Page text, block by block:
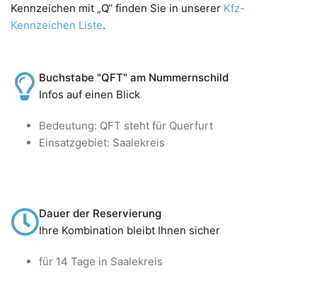
Kennzeichen mit „Q“ finden Sie in unserer Kfz-
Kennzeichen Liste.
Buchstabe "QFT" am Nummernschild
Infos auf einen Blick
Bedeutung: QFT steht für Querfurt
Einsatzgebiet: Saalekreis
Dauer der Reservierung
Ihre Kombination bleibt Ihnen sicher
für 14 Tage in Saalekreis